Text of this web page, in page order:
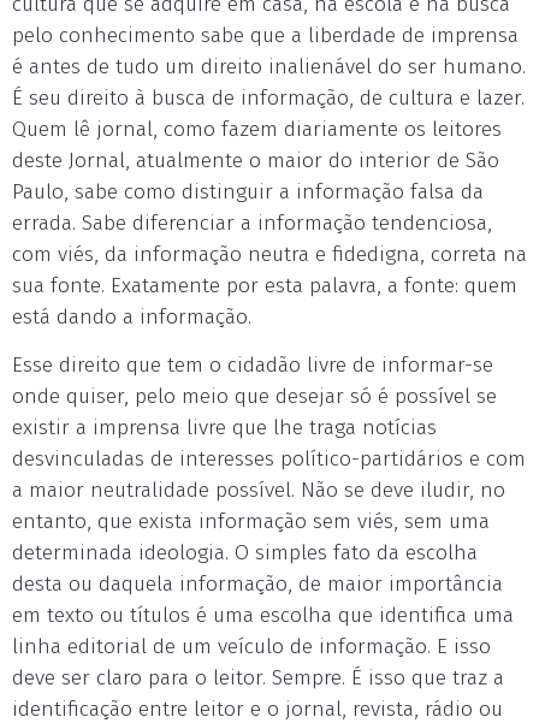
pelo conhecimento sabe que a liberdade de imprensa
é antes de tudo um direito inalienável do ser humano.
É seu direito à busca de informação, de cultura e lazer.
Quem lê jornal, como fazem diariamente os leitores
deste Jornal, atualmente o maior do interior de São
Paulo, sabe como distinguir a informação falsa da
errada. Sabe diferenciar a informação tendenciosa,
com viés, da informação neutra e fidedigna, correta na
sua fonte. Exatamente por esta palavra, a fonte: quem
está dando a informação.
Esse direito que tem o cidadão livre de informar-se
onde quiser, pelo meio que desejar só é possível se
existir a imprensa livre que lhe traga notícias
desvinculadas de interesses político-partidários e com
a maior neutralidade possível. Não se deve iludir, no
entanto, que exista informação sem viés, sem uma
determinada ideologia. O simples fato da escolha
desta ou daquela informação, de maior importância
em texto ou títulos é uma escolha que identifica uma
linha editorial de um veículo de informação. E isso
deve ser claro para o leitor. Sempre. É isso que traz a
identificação entre leitor e o jornal, revista, rádio ou